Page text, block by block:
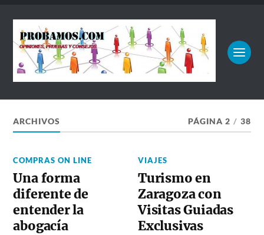
ARCHIVOS PÁGINA 2 / 38
COMPRAS ON LINE
Una forma
diferente de
entender la
abogacía
VIAJES
Turismo en
Zaragoza con
Visitas Guiadas
Exclusivas